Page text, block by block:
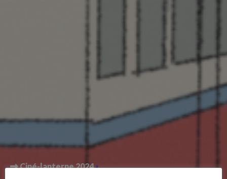
Ciné-lanterne 2024